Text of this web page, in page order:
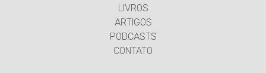
LIVROS
ARTIGOS
PODCASTS
CONTATO